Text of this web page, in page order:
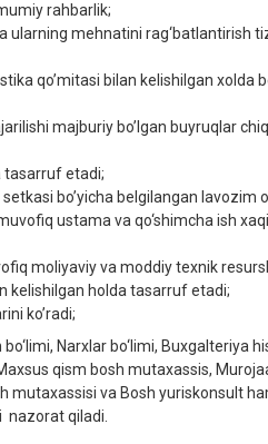
rahbarlik;
mеhnatini rag‘batlantirish
qo’mitasi bilan kеlishilgan xolda
majburiy bo’lgan buyruqlar
tasarruf etadi;
bo’yicha bеlgilangan lavozim
ustama va qo‘shimcha ish
moliyaviy va moddiy tеxnik
kеlishilgan holda tasarruf etadi;
ko’radi;
Narxlar bo‘limi, Buxgaltеriya
qism bosh mutaxassis,
va Bosh yuriskonsult
nazorat qiladi.